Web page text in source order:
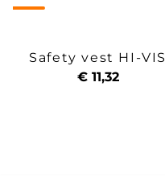
Safety vest HI-VIS
€ 11,32